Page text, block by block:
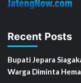
Recent Posts
Bupati Jepara
Warga Diminta